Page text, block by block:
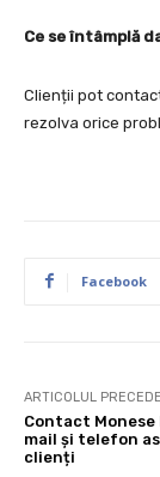
Ce se întâmplă
Clienții pot
rezolva orice
Facebook
ARTICOLUL
Contact Monese
mail și telefon
clienți